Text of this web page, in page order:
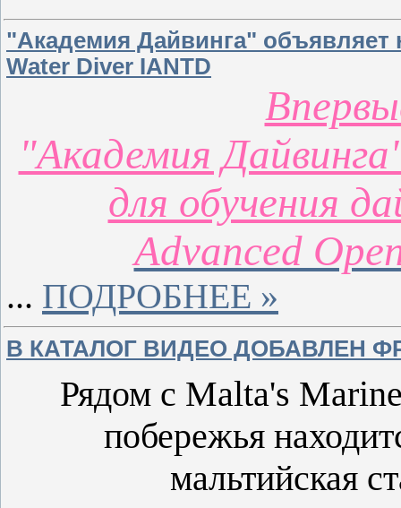
"Академия Дайвинга" объявляет
Water Diver IANTD
"Академия
для обучения
Advanced
... ПОДРОБНЕЕ »
В КАТАЛОГ ВИДЕО ДОБАВЛЕН
Рядом с Malta's
побережья
мальтийская